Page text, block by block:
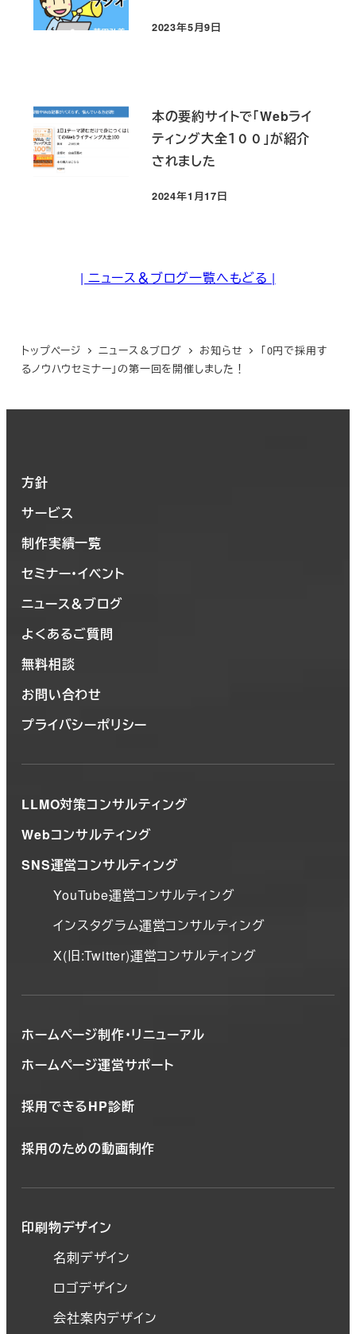
投稿日
2023年5月9日
本の要約サイトで「Webライ
ティング大全１００」が紹介
されました
投稿日
2024年1月17日
| ニュース＆ブログ一覧へもどる |
トップページ ニュース＆ブログ お知らせ
「0円で採用す
るノウハウセミナー」の第一回を開催しました！
方針
サービス
制作実績一覧
セミナー・イベント
ニュース＆ブログ
よくあるご質問
無料相談
お問い合わせ
プライバシーポリシー
LLMO対策コンサルティング
Webコンサルティング
SNS運営コンサルティング
YouTube運営コンサルティング
インスタグラム運営コンサルティング
X(旧:Twitter)運営コンサルティング
ホームページ制作・リニューアル
ホームページ運営サポート
採用できるHP診断
採用のための動画制作
印刷物デザイン
名刺デザイン
ロゴデザイン
会社案内デザイン